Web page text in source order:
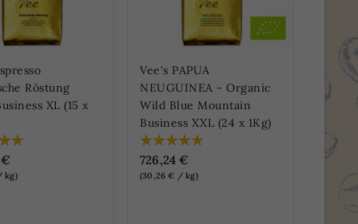
Röstung
XL (15 x
€
kg)
Vee's PAPUA
NEUGUINEA - Organic
Wild Blue Mountain
Business XXL (24 x 1Kg)
726,24 €
(30,26 € / kg)
Vee's
Inka
(15 x
(32,04